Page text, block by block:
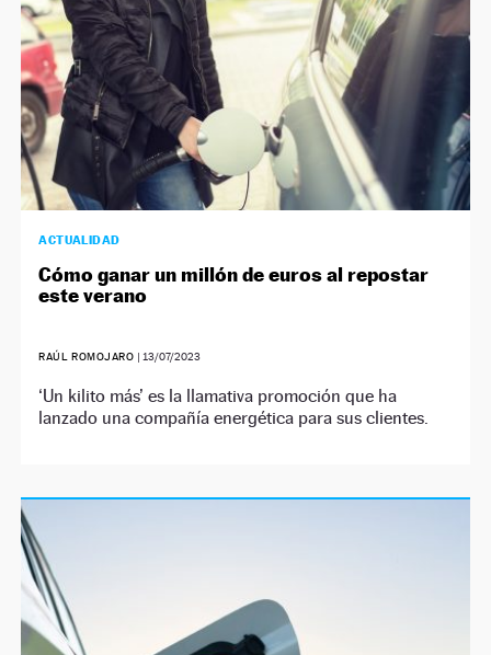
ACTUALIDAD
Cómo ganar un millón de euros al repostar
este verano
RAÚL ROMOJARO | 13/07/2023
‘Un kilito más’ es la llamativa promoción que ha
lanzado una compañía energética para sus clientes.